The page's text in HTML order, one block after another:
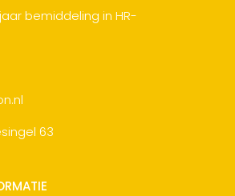
bemiddeling in HR-
63